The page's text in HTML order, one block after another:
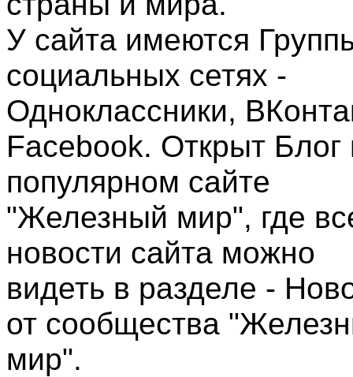
У сайта имеются
социальных сетях -
Одноклассники,
Facebook. Открыт Блог
популярном сайте
"Железный мир", где
новости сайта можно
видеть в разделе -
от сообщества
мир".